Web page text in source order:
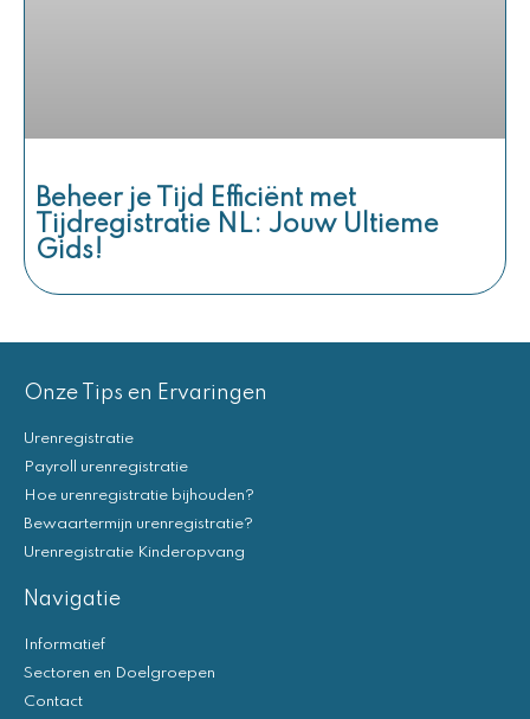
Beheer je Tijd Efficiënt met
Tijdregistratie NL: Jouw Ultieme
Gids!
Onze Tips en Ervaringen
Urenregistratie
Payroll urenregistratie
Hoe urenregistratie bijhouden?
Bewaartermijn urenregistratie?
Urenregistratie Kinderopvang
Navigatie
Informatief
Sectoren en Doelgroepen
Contact